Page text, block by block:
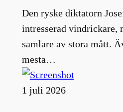
Den ryske diktatorn
intresserad vindrickare,
samlare av stora mått.
mesta…
1 juli 2026